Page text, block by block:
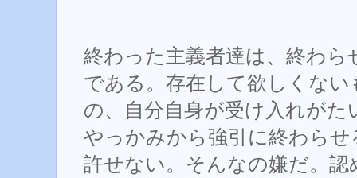
終わった主義者達は、終わ
である。存在して欲しくな
の、自分自身が受け入れが
やっかみから強引に終わら
許せない。そんなの嫌だ。